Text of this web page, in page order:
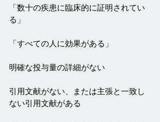
「数十の疾患に臨床的に証明されてい
る」
「すべての人に効果がある」
明確な投与量の詳細がない
引用文献がない、または主張と一致し
ない引用文献がある